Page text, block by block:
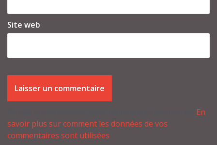
Site web
En
savoir plus sur comment les données de vos
commentaires sont utilisées